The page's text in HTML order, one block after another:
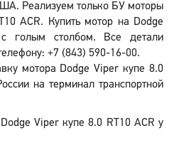
Реализуем только БУ моторы
ACR. Купить мотор на Dodge
голым столбом. Все детали
+7 (843) 590-16-00.
мотора Dodge Viper купе 8.0
на терминал транспортной
Viper купе 8.0 RT10 ACR у